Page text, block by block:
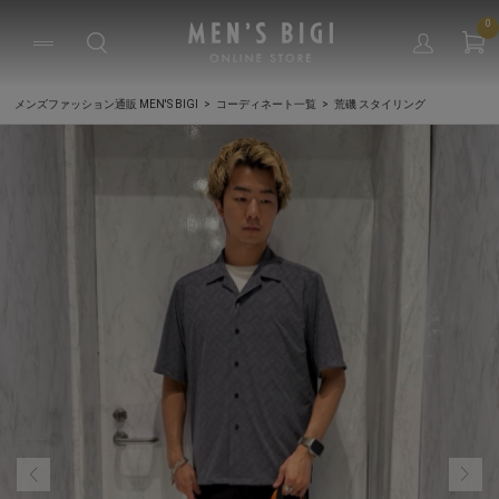
0
メンズファッション通販 MEN'S BIGI コーディネート一覧 荒磯 スタイリング